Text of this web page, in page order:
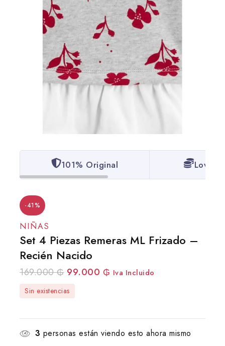
101% Original Lowest
-41%
NIÑAS
Set 4 Piezas Remeras ML Frizado –
Recién Nacido
169.000₲ 99.000 ₲ Iva Incluido
Sin existencias
3 personas están viendo esto ahora mismo